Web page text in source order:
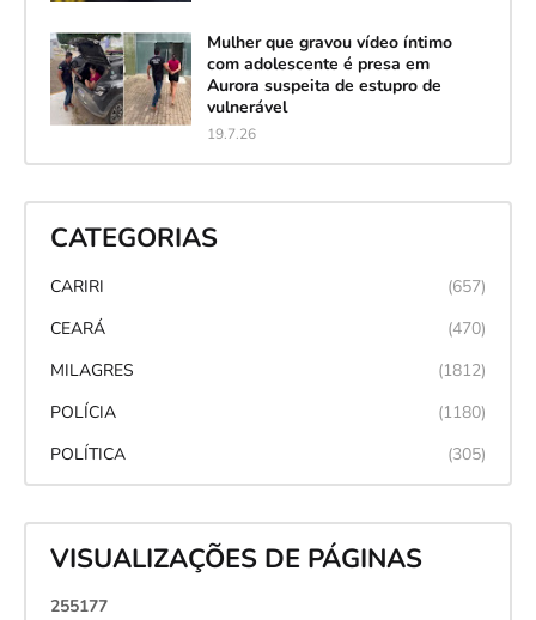
Mulher que gravou vídeo íntimo
com adolescente é presa em
Aurora suspeita de estupro de
vulnerável
19.7.26
CATEGORIAS
CARIRI
(657)
CEARÁ
(470)
MILAGRES
(1812)
POLÍCIA
(1180)
POLÍTICA
(305)
VISUALIZAÇÕES DE PÁGINAS
255177